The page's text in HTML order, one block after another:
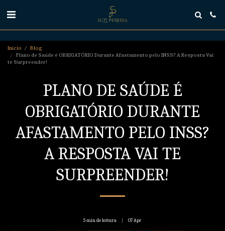
Início
Blog
Plano de Saúde é OBRIGATÓRIO Durante Afastamento pelo INSS? A Resposta Vai
te Surpreender!
PLANO DE SAÚDE É
OBRIGATÓRIO DURANTE
AFASTAMENTO PELO INSS?
A RESPOSTA VAI TE
SURPREENDER!
5 min de leitura 07 Apr